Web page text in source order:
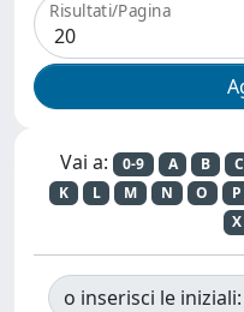
Risultati/Pagina
Vai a: 0-9 A B C
K
L M N O P
X
o inserisci le iniziali: